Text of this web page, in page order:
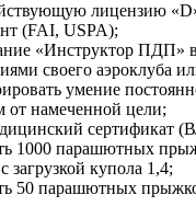
лицензию
(FAI, USPA);
«Инструктор ПДП»
своего аэроклуба
умение
от намеченной цели;
сертификат
1000 парашютных
загрузкой купола 1,4;
50 парашютных